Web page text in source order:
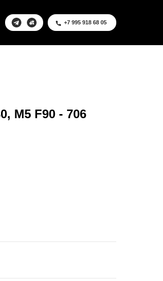
+7 995 918 68 05
M5 F90 - 706